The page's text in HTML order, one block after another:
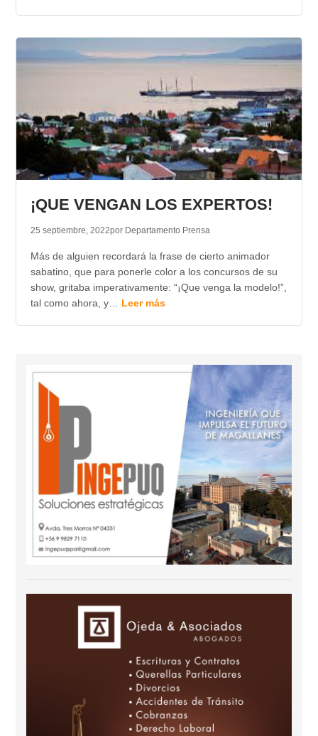
¡QUE VENGAN LOS EXPERTOS!
25 septiembre, 2022por Departamento Prensa
Más de alguien recordará la frase de cierto animador
sabatino, que para ponerle color a los concursos de su
show, gritaba imperativamente: “¡Que venga la modelo!”,
tal como ahora, y… Leer más